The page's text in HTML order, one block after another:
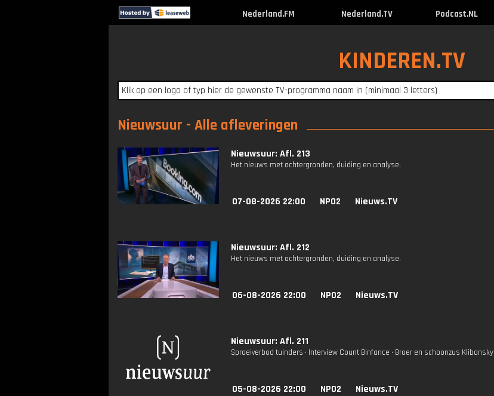
Nederland.FM Nederland.TV Podcast.NL
KINDEREN.TV
Nieuwsuur - Alle afleveringen
Nieuwsuur: Afl. 213
Het nieuws met achtergronden, duiding en analyse.
07-08-2026 22:00 NPO2 Nieuws.TV
Nieuwsuur: Afl. 212
Het nieuws met achtergronden, duiding en analyse.
06-08-2026 22:00 NPO2 Nieuws.TV
Nieuwsuur: Afl. 211
Sproeiverbod tuinders • Interview Count Binfance • Broer en schoonzus Klibansky
05-08-2026 22:00 NPO2 Nieuws.TV